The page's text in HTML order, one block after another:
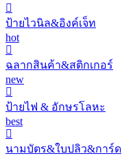
ป้ายไวนิล&อิงค์เจ็ท
hot
ฉลากสินค้า&สติกเกอร์
new
ป้ายไฟ & อักษรโลหะ
best
นามบัตร&ใบปลิว&การ์ด